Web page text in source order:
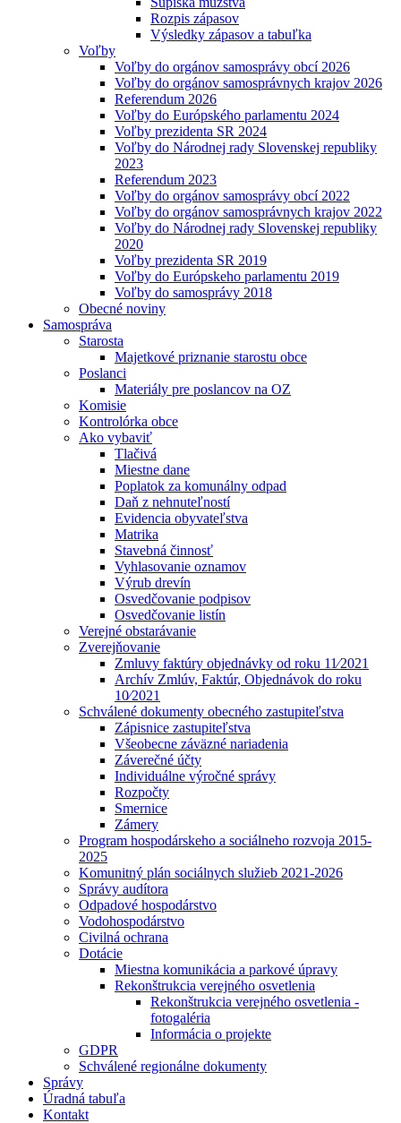
Rozpis zápasov
Výsledky zápasov a tabuľka
Voľby
Voľby do orgánov samosprávy obcí 2026
Voľby do orgánov samosprávnych krajov 2026
Referendum 2026
Voľby do Európského parlamentu 2024
Voľby prezidenta SR 2024
Voľby do Národnej rady Slovenskej republiky
2023
Referendum 2023
Voľby do orgánov samosprávy obcí 2022
Voľby do orgánov samosprávnych krajov 2022
Voľby do Národnej rady Slovenskej republiky
2020
Voľby prezidenta SR 2019
Voľby do Európskeho parlamentu 2019
Voľby do samosprávy 2018
Obecné noviny
Samospráva
Starosta
Majetkové priznanie starostu obce
Poslanci
Materiály pre poslancov na OZ
Komisie
Kontrolórka obce
Ako vybaviť
Tlačivá
Miestne dane
Poplatok za komunálny odpad
Daň z nehnuteľností
Evidencia obyvateľstva
Matrika
Stavebná činnosť
Vyhlasovanie oznamov
Výrub drevín
Osvedčovanie podpisov
Osvedčovanie listín
Verejné obstarávanie
Zverejňovanie
Zmluvy faktúry objednávky od roku 11⁄2021
Archív Zmlúv, Faktúr, Objednávok do roku
10⁄2021
Schválené dokumenty obecného zastupiteľstva
Zápisnice zastupiteľstva
Všeobecne záväzné nariadenia
Záverečné účty
Individuálne výročné správy
Rozpočty
Smernice
Zámery
Program hospodárskeho a sociálneho rozvoja 2015-
2025
Komunitný plán sociálnych služieb 2021-2026
Správy audítora
Odpadové hospodárstvo
Vodohospodárstvo
Civilná ochrana
Dotácie
Miestna komunikácia a parkové úpravy
Rekonštrukcia verejného osvetlenia
Rekonštrukcia verejného osvetlenia -
fotogaléria
Informácia o projekte
GDPR
Schválené regionálne dokumenty
Správy
Úradná tabuľa
Kontakt